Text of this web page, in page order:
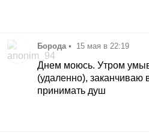
Борода • 15 мая в 22:19
Днем моюсь. Утром
(удаленно), заканчиваю
принимать душ